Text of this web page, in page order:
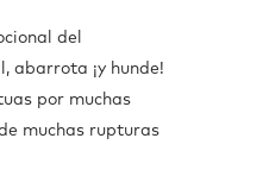
del
abarrota ¡y hunde!
por muchas
muchas rupturas